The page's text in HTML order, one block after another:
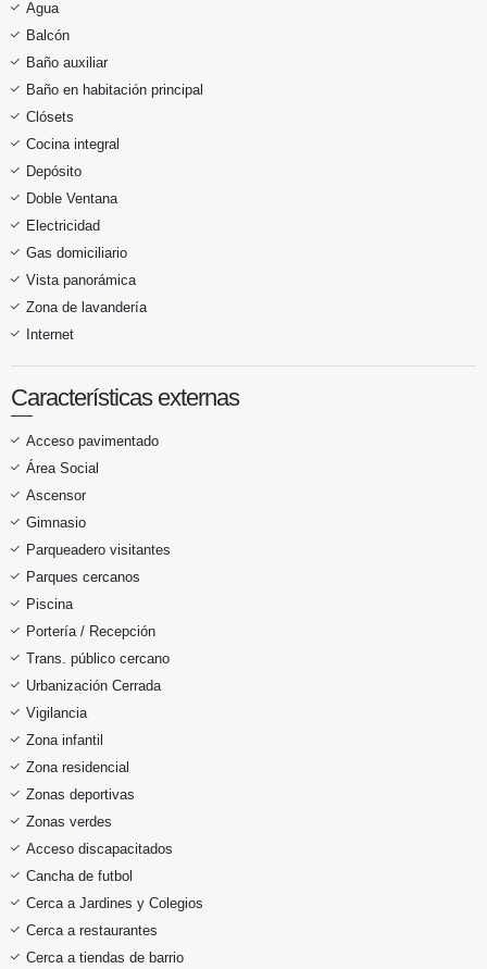
Agua
Balcón
Baño auxiliar
Baño en habitación principal
Clósets
Cocina integral
Depósito
Doble Ventana
Electricidad
Gas domiciliario
Vista panorámica
Zona de lavandería
Internet
Características externas
Acceso pavimentado
Área Social
Ascensor
Gimnasio
Parqueadero visitantes
Parques cercanos
Piscina
Portería / Recepción
Trans. público cercano
Urbanización Cerrada
Vigilancia
Zona infantil
Zona residencial
Zonas deportivas
Zonas verdes
Acceso discapacitados
Cancha de futbol
Cerca a Jardines y Colegios
Cerca a restaurantes
Cerca a tiendas de barrio